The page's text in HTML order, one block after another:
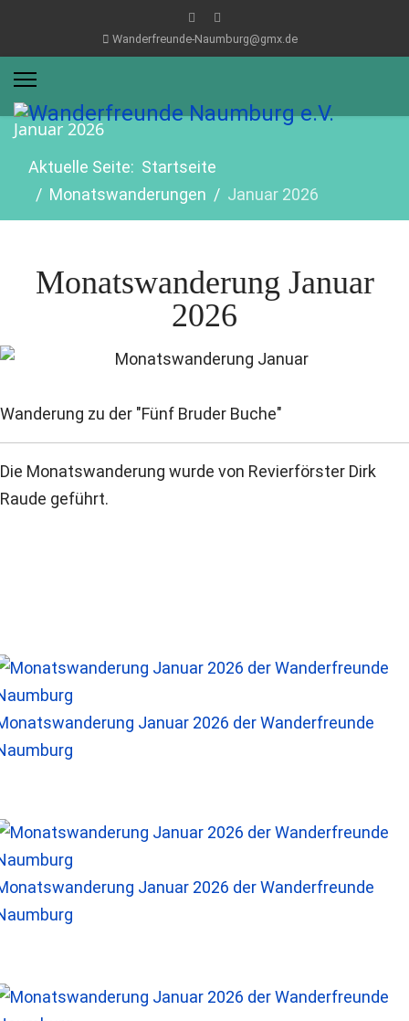
Wanderfreunde-Naumburg@gmx.de
Januar 2026
Aktuelle Seite: Startseite
Monatswanderungen
Januar 2026
Monatswanderung Januar
2026
Wanderung zu der "Fünf Bruder Buche"
Die Monatswanderung wurde von Revierförster Dirk
Raude geführt.
Januar 2026 der Wanderfreunde
Januar 2026 der Wanderfreunde